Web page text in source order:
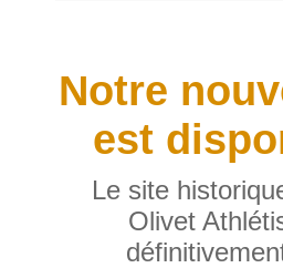
Notre
est
Le site
Olivet